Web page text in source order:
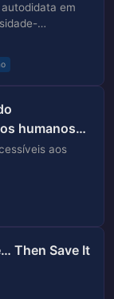
da
em
humanos
aos
Then Save It